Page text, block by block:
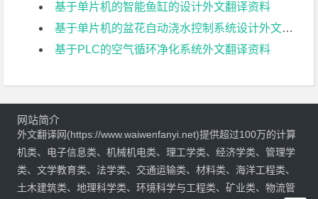
基于单片机的智能鱼缸的设计外文翻译资料
基于单片机的盆花自动浇水控制系统设计外文翻译资料
基于PLC的空气循环净化系统外文翻译资料
网站简介
外文翻译网(https://www.waiwenfanyi.net)提供超过100万的计算
机类、电子信息类、机械机电类、理工学类、经济学类、管理学
类、文学教育类、法学类、交通运输类、材料类、海洋工程类、
土木建筑类、地理科学类、环境科学与工程类、矿业类、物流管